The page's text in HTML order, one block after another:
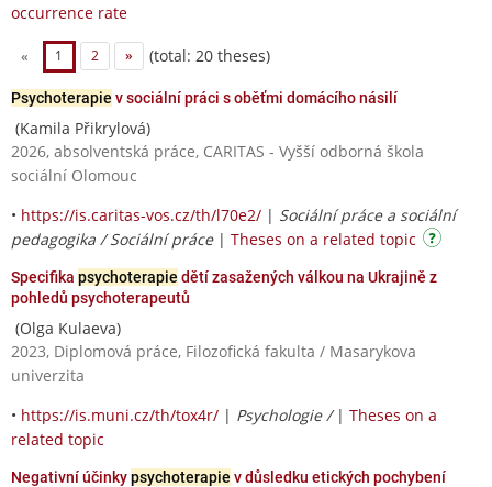
occurrence rate
« 1 2 » (total: 20 theses)
Psychoterapie v sociální práci s oběťmi domácího násilí
(Kamila Přikrylová)
2026, absolventská práce, CARITAS - Vyšší odborná škola
sociální Olomouc
• https://is.caritas-vos.cz/th/l70e2/ | Sociální práce a sociální
pedagogika / Sociální práce| Theses on a related topic
Specifika psychoterapie dětí zasažených válkou na Ukrajině z
pohledů psychoterapeutů
(Olga Kulaeva)
2023, Diplomová práce, Filozofická fakulta / Masarykova
univerzita
• https://is.muni.cz/th/tox4r/ | Psychologie / | Theses on a
related topic
Negativní účinkypsychoterapie v důsledku etických pochybení